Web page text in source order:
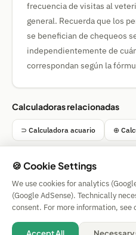
frecuencia de visitas al
general. Recuerda que los
se benefician de chequeos
independientemente de
correspondan según la
Calculadoras relacionadas
⊃ Calculadora acuario ⊕
Simple
Impressum
| Privacy
🍪 Cookie Settings
We use cookies for analytics
(Google AdSense). Technically
consent. For more information, see